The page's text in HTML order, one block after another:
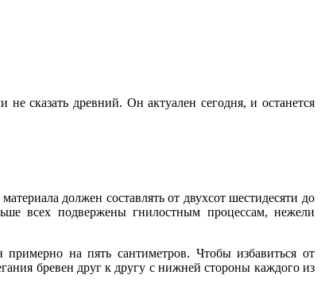
сказать древний. Он актуален сегодня, и останется
должен составлять от двухсот шестидесяти до
всех подвержены гнилостным процессам, нежели
на пять сантиметров. Чтобы избавиться от
бревен друг к другу с нижней стороны каждого из